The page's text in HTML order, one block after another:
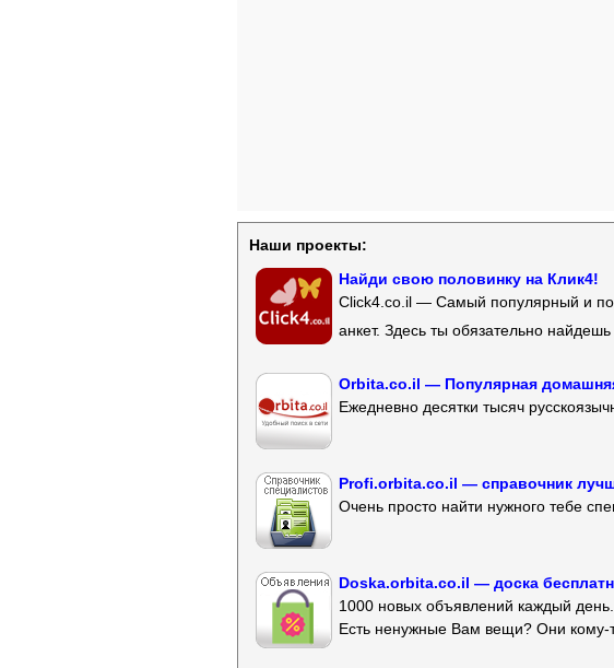
Наши проекты:
Найди свою половинку на Клик4!
Click4.co.il — Самый популярный и
анкет. Здесь ты обязательно
Orbita.co.il — Популярная
Ежедневно десятки тысяч
Profi.orbita.co.il — справочник
Очень просто найти нужного тебе
Doska.orbita.co.il — доска
1000 новых объявлений каждый
Есть ненужные Вам вещи? Они кому-